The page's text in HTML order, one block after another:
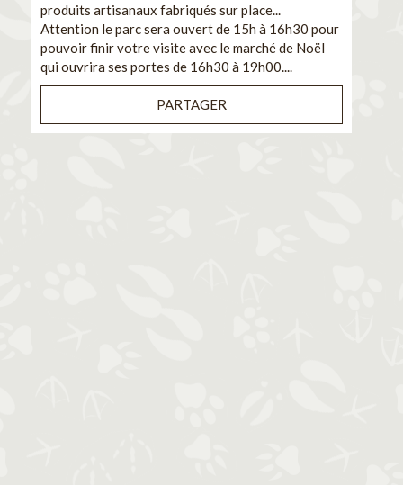
produits artisanaux fabriqués sur place...
Attention le parc sera ouvert de 15h à 16h30 pour
pouvoir finir votre visite avec le marché de Noël
qui ouvrira ses portes de 16h30 à 19h00....
PARTAGER